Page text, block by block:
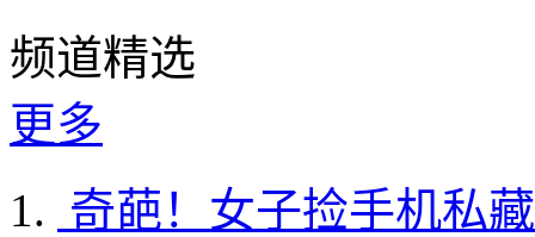
频道精选
更多
奇葩！女子捡手机私